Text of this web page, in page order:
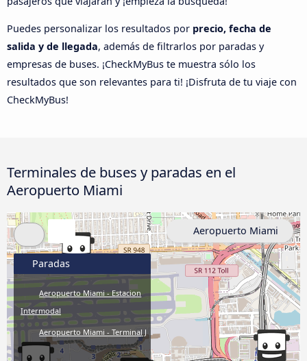
Puedes personalizar los resultados por precio, fecha de
salida y de llegada, además de filtrarlos por paradas y
empresas de buses. ¡CheckMyBus te muestra sólo los
resultados que son relevantes para ti! ¡Disfruta de tu viaje con
CheckMyBus!
Terminales de buses y paradas en el
Aeropuerto Miami
Paradas
Aeropuerto Miami - Estacion
Intermodal
Aeropuerto Miami - Terminal J
Aeropuerto Miami